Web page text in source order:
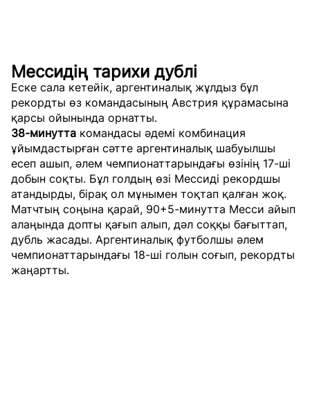
Мессидің тарихи дублі
Еске сала кетейік, аргентиналық жұлдыз бұл
рекордты өз командасының Австрия құрамасына
қарсы ойынында орнатты.
38-минутта командасы әдемі комбинация
ұйымдастырған сәтте аргентиналық шабуылшы
есеп ашып, әлем чемпионаттарындағы өзінің 17-ші
добын соқты. Бұл голдың өзі Мессиді рекордшы
атандырды, бірақ ол мұнымен тоқтап қалған жоқ.
Матчтың соңына қарай, 90+5-минутта Месси айып
алаңында допты қағып алып, дәл соққы бағыттап,
дубль жасады. Аргентиналық футболшы әлем
чемпионаттарындағы 18-ші голын соғып, рекордты
жаңартты.